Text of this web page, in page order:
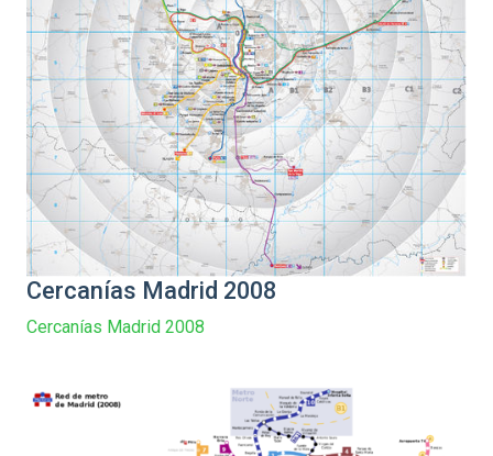
Cercanías Madrid 2008
Cercanías Madrid 2008